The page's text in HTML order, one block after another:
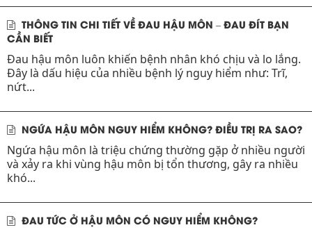
THÔNG TIN CHI TIẾT VỀ ĐAU HẬU MÔN – ĐAU ĐÍT BẠN
CẦN BIẾT
Đau hậu môn luôn khiến bệnh nhân khó chịu và lo lắng.
Đây là dấu hiệu của nhiều bệnh lý nguy hiểm như: Trĩ,
nứt...
NGỨA HẬU MÔN NGUY HIỂM KHÔNG? ĐIỀU TRỊ RA SAO?
Ngứa hậu môn là triệu chứng thường gặp ở nhiều người
và xảy ra khi vùng hậu môn bị tổn thương, gây ra nhiều
khó...
ĐAU TỨC Ở HẬU MÔN CÓ NGUY HIỂM KHÔNG?